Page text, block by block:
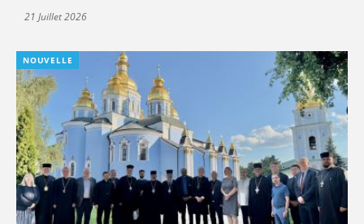
21 Juillet 2026
NOUVELLE